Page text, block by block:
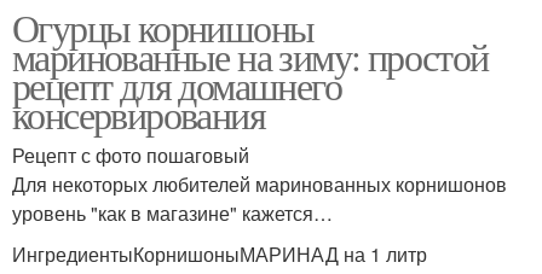
Огурцы корнишоны
маринованные на зиму: простой
рецепт для домашнего
консервирования
Рецепт с фото пошаговый
Для некоторых любителей маринованных корнишонов
уровень "как в магазине" кажется…
ИнгредиентыКорнишоныМАРИНАД на 1 литр